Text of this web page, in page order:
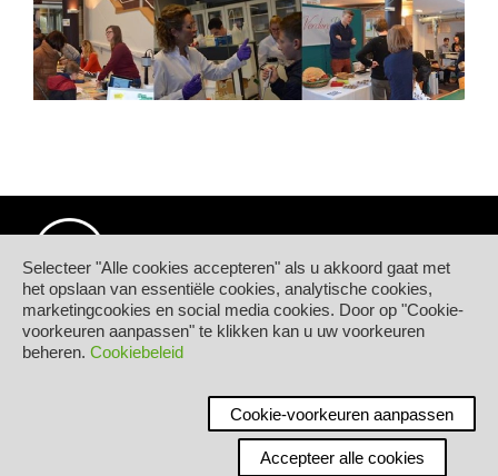
Selecteer "Alle cookies accepteren" als u akkoord gaat met
het opslaan van essentiële cookies, analytische cookies,
marketingcookies en social media cookies. Door op "Cookie-
voorkeuren aanpassen" te klikken kan u uw voorkeuren
beheren. Cookiebeleid
Cookie-voorkeuren aanpassen
Accepteer alle cookies
© Hogeschool PXL
Elfde-Liniestraat 24
B-3500 HASSELT